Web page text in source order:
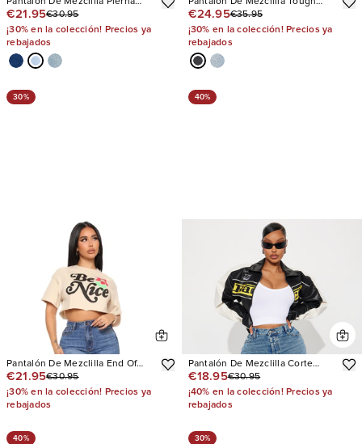
Pantalón De Mezclilla Pierna
Ancha Make My Day
€21.95€30.95
¡30% en la colección! Precios ya
rebajados
Pantalón De Mezclilla Tough
Love Stretch Straight Leg
€24.95€35.95
¡30% en la colección! Precios ya
rebajados
30%
Pantalón De Mezclilla End Of
Day Cargo
€21.95€30.95
¡30% en la colección! Precios ya
rebajados
40%
Pantalón De Mezclilla Corte
Recto Topanga 90's
€18.95€30.95
¡40% en la colección! Precios ya
rebajados
40% 30%